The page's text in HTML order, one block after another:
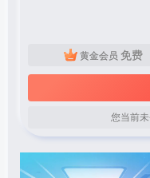
黄金会员 免费
您当前